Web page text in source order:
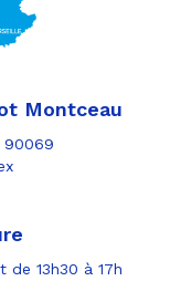
Montceau
90069
de 13h30 à 17h